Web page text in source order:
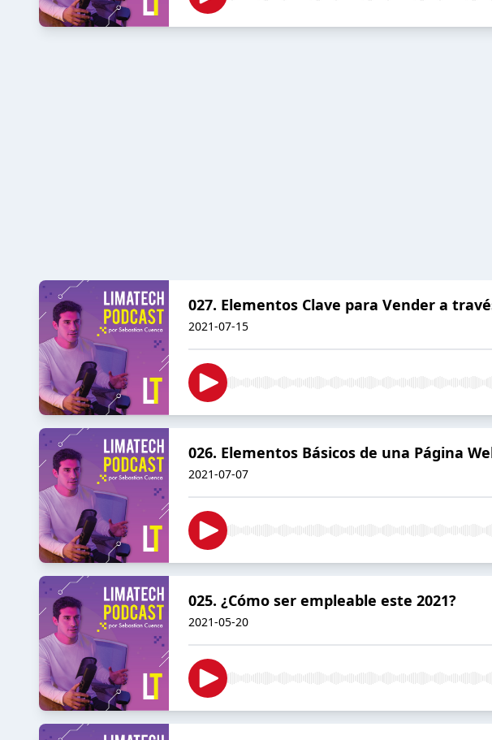
027. Elementos Clave para Vender a
2021-07-15
026. Elementos Básicos de una Página
2021-07-07
025. ¿Cómo ser empleable este 2021?
2021-05-20